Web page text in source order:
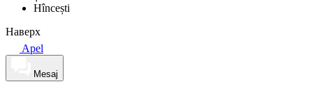
Hîncești
Наверх
Apel
Mesaj